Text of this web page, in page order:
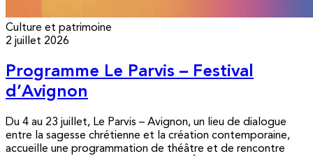
Culture et patrimoine
2 juillet 2026
Programme Le Parvis – Festival
d’Avignon
Du 4 au 23 juillet, Le Parvis – Avignon, un lieu de dialogue
entre la sagesse chrétienne et la création contemporaine,
accueille une programmation de théâtre et de rencontre